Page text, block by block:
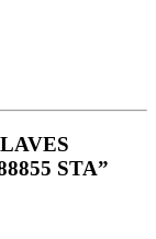
STA”